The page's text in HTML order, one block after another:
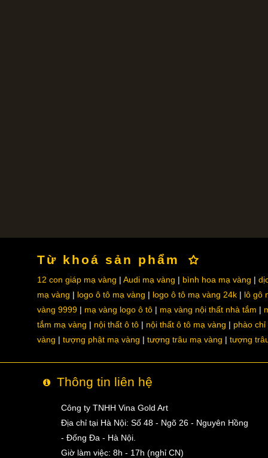
Từ khoá sản phẩm
12 con giáp mạ vàng Audi mạ vàng bình hoa mạ vàng
mạ vàng
logo ô tô mạ vàng logo ô tô mạ vàng 24k
lô gô
vàng 9999
mạ vàng logo ô tô mạ vàng nội thất nhà tắm
tắm mạ vàng
nội thất ô tô nội thất ô tô mạ vàng
phào chỉ
vàng
tượng phật mạ vàng tượng trâu mạ vàng tượng
Thông tin liên hệ
Công ty TNHH Vina Gold Art
Địa chỉ tại Hà Nội: Số 48 - Ngõ 26 - Nguyên Hồng
- Đống Đa - Hà Nội.
Giờ làm việc: 8h - 17h (nghỉ CN)